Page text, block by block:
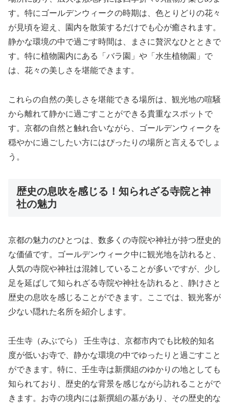
す。特にゴールデンウィークの時期は、色とりどりの花々
が見頃を迎え、園内を散策するだけでも心が癒されます。
静かな環境の中で過ごす時間は、まさに贅沢なひとときで
す。特に植物園内にある「バラ園」や「水生植物園」で
は、花々の美しさを堪能できます。
これらの自然の美しさを堪能できる場所は、観光地の喧騒
から離れて静かに過ごすことができる貴重なスポットで
す。京都の自然と触れ合いながら、ゴールデンウィークを
穏やかに過ごしたい方にはぴったりの場所と言えるでしょ
う。
歴史の息吹を感じる！知られざる寺院と神
社の魅力
京都の魅力のひとつは、数多くの寺院や神社が持つ歴史的
な価値です。ゴールデンウィーク中に観光地を訪れると、
人気の寺院や神社は混雑していることが多いですが、少し
足を延ばして知られざる寺院や神社を訪れると、静けさと
歴史の息吹を感じることができます。ここでは、観光客が
少ない隠れた名所を紹介します。
壬生寺（みぶでら） 壬生寺は、京都市内でも比較的知名
度が低いお寺で、静かな環境の中でゆったりと過ごすこと
ができます。特に、壬生寺は新撰組のゆかりの地としても
知られており、歴史的な背景を感じながら訪れることがで
きます。お寺の境内には新撰組の墓があり、その歴史的な